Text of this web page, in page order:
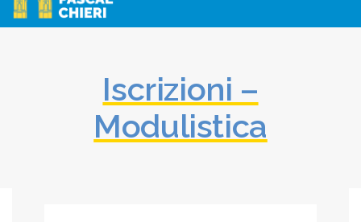
Iscrizioni –
Modulistica